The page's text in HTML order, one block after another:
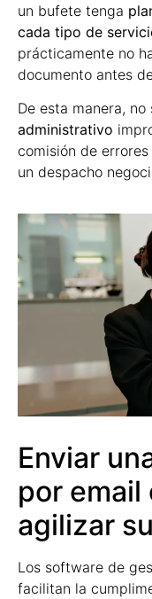
un bufete tenga
cada tipo de
prácticamente no
documento antes
De esta manera,
administrativo
comisión de
un despacho
Enviar
por email
agilizar
Los software de
facilitan la